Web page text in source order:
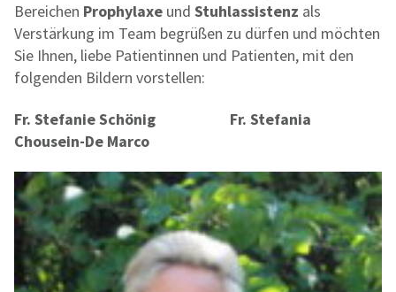
Bereichen Prophylaxe und Stuhlassistenz als
Verstärkung im Team begrüßen zu dürfen und möchten
Sie Ihnen, liebe Patientinnen und Patienten, mit den
folgenden Bildern vorstellen:
Fr. Stefanie Schönig
Fr. Stefania
Chousein-De Marco